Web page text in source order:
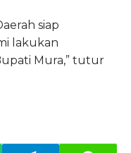
siap
lakukan
Mura,” tutur